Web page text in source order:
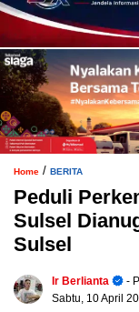
Home / BERITA
Peduli
Sulsel
Sulsel
Ir Berlianta
-
Sabtu, 10 April